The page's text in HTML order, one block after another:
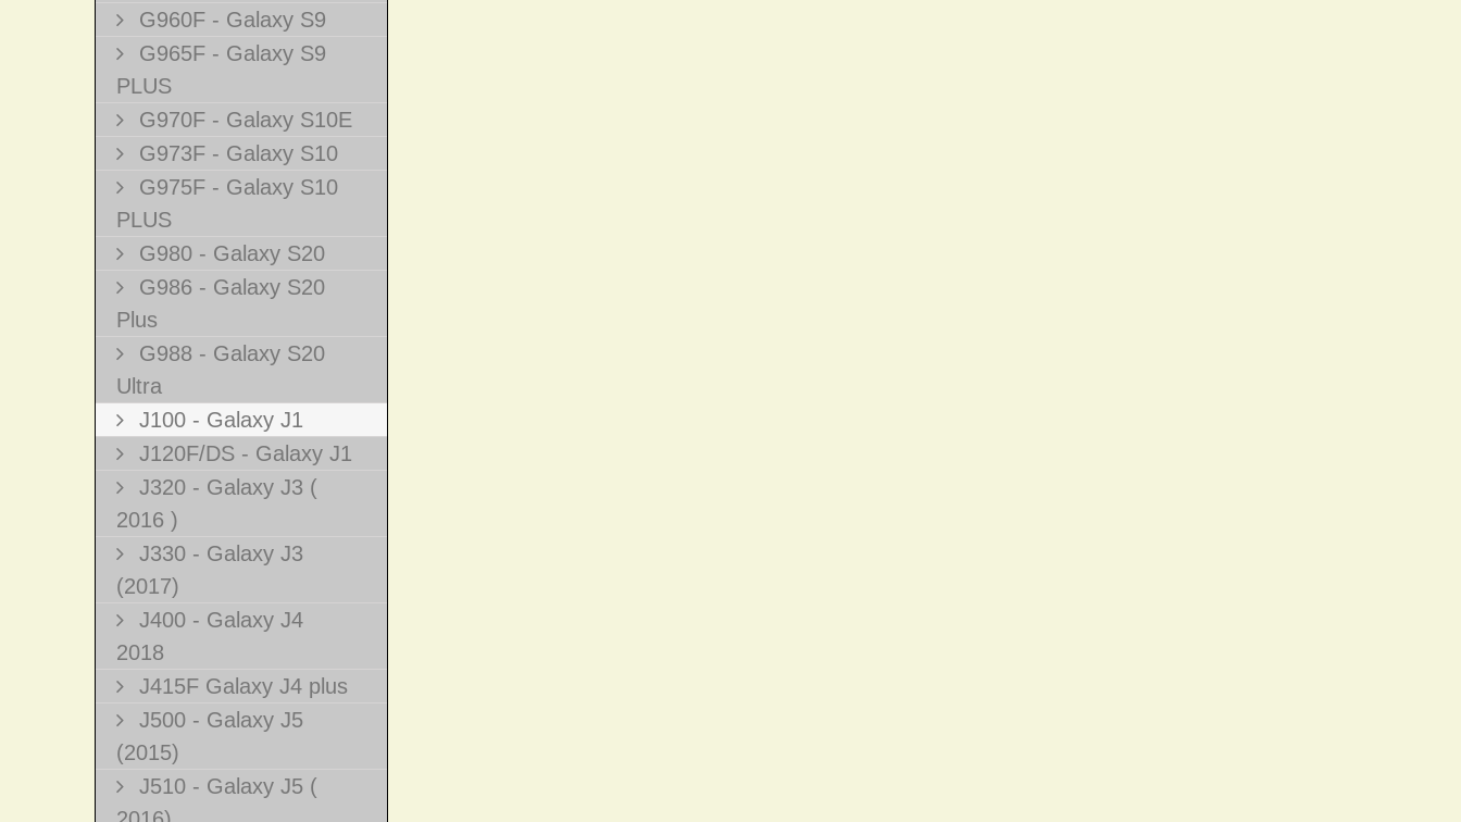
G960F - Galaxy S9
G965F - Galaxy S9
PLUS
G970F - Galaxy S10E
G973F - Galaxy S10
G975F - Galaxy S10
PLUS
G980 - Galaxy S20
G986 - Galaxy S20
Plus
G988 - Galaxy S20
Ultra
J100 - Galaxy J1
J120F/DS - Galaxy J1
J320 - Galaxy J3 (
2016 )
J330 - Galaxy J3
(2017)
J400 - Galaxy J4
2018
J415F Galaxy J4 plus
J500 - Galaxy J5
(2015)
J510 - Galaxy J5 (